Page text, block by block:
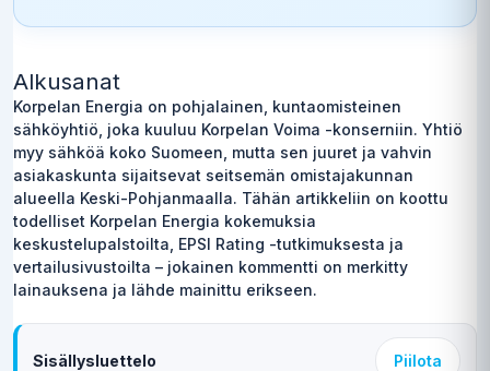
Alkusanat
Korpelan Energia on pohjalainen, kuntaomisteinen
sähköyhtiö, joka kuuluu Korpelan Voima -konserniin. Yhtiö
myy sähköä koko Suomeen, mutta sen juuret ja vahvin
asiakaskunta sijaitsevat seitsemän omistajakunnan
alueella Keski-Pohjanmaalla. Tähän artikkeliin on koottu
todelliset Korpelan Energia kokemuksia
keskustelupalstoilta, EPSI Rating -tutkimuksesta ja
vertailusivustoilta – jokainen kommentti on merkitty
lainauksena ja lähde mainittu erikseen.
Sisällysluettelo Piilota